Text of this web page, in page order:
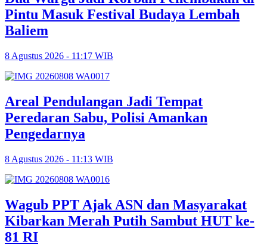
Pintu Masuk Festival Budaya Lembah
Baliem
8 Agustus 2026 - 11:17 WIB
Areal Pendulangan Jadi Tempat
Peredaran Sabu, Polisi Amankan
Pengedarnya
8 Agustus 2026 - 11:13 WIB
Wagub PPT Ajak ASN dan Masyarakat
Kibarkan Merah Putih Sambut HUT ke-
81 RI